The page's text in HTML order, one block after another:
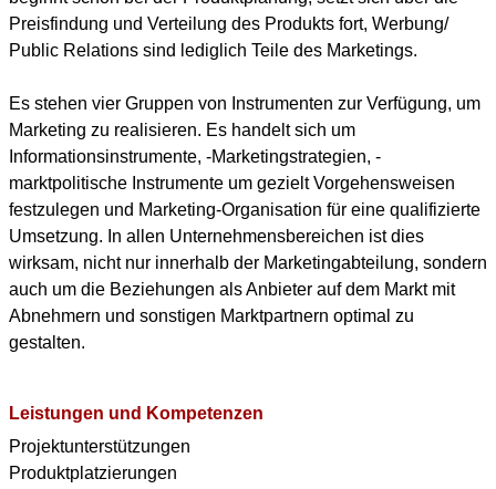
Preisfindung und Verteilung des Produkts fort, Werbung/
Public Relations sind lediglich Teile des Marketings.
Es stehen vier Gruppen von Instrumenten zur Verfügung, um
Marketing zu realisieren. Es handelt sich um
Informationsinstrumente, -Marketingstrategien, -
marktpolitische Instrumente um gezielt Vorgehensweisen
festzulegen und Marketing-Organisation für eine qualifizierte
Umsetzung. In allen Unternehmensbereichen ist dies
wirksam, nicht nur innerhalb der Marketingabteilung, sondern
auch um die Beziehungen als Anbieter auf dem Markt mit
Abnehmern und sonstigen Marktpartnern optimal zu
gestalten.
Leistungen und Kompetenzen
Projektunterstützungen
Produktplatzierungen